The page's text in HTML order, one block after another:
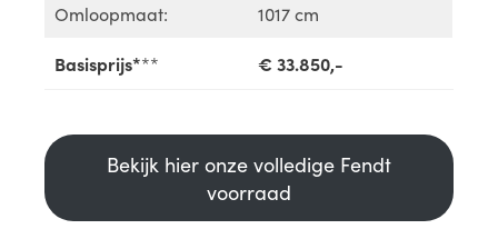
Omloopmaat: 1017 cm
Basisprijs*** € 33.850,-
Bekijk hier onze volledige Fendt
voorraad